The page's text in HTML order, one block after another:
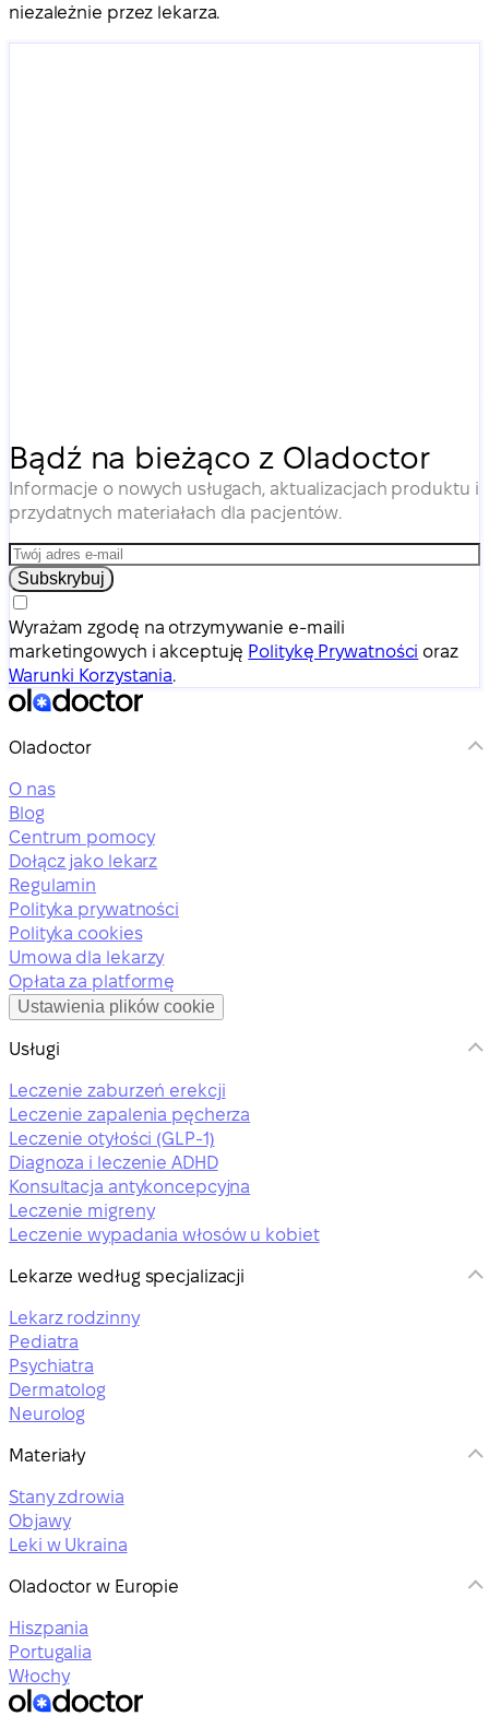
niezależnie przez lekarza.
Bądź na bieżąco z Oladoctor
Informacje o nowych usługach, aktualizacjach produktu i
przydatnych materiałach dla pacjentów.
Subskrybuj
Wyrażam zgodę na otrzymywanie e-maili
marketingowych i akceptuję Politykę Prywatności oraz
Warunki Korzystania.
Oladoctor
O nas
Blog
Centrum pomocy
Dołącz jako lekarz
Regulamin
Polityka prywatności
Polityka cookies
Umowa dla lekarzy
Opłata za platformę
Ustawienia plików cookie
Usługi
Leczenie zaburzeń erekcji
Leczenie zapalenia pęcherza
Leczenie otyłości (GLP-1)
Diagnoza i leczenie ADHD
Konsultacja antykoncepcyjna
Leczenie migreny
Leczenie wypadania włosów u kobiet
Lekarze według specjalizacji
Lekarz rodzinny
Pediatra
Psychiatra
Dermatolog
Neurolog
Materiały
Stany zdrowia
Objawy
Leki w Ukraina
Oladoctor w Europie
Hiszpania
Portugalia
Włochy